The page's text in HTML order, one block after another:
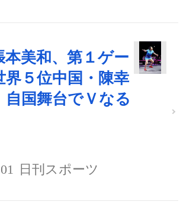
本美和、第１ゲー
５位中国・陳幸
国舞台でＶなる
日刊スポーツ